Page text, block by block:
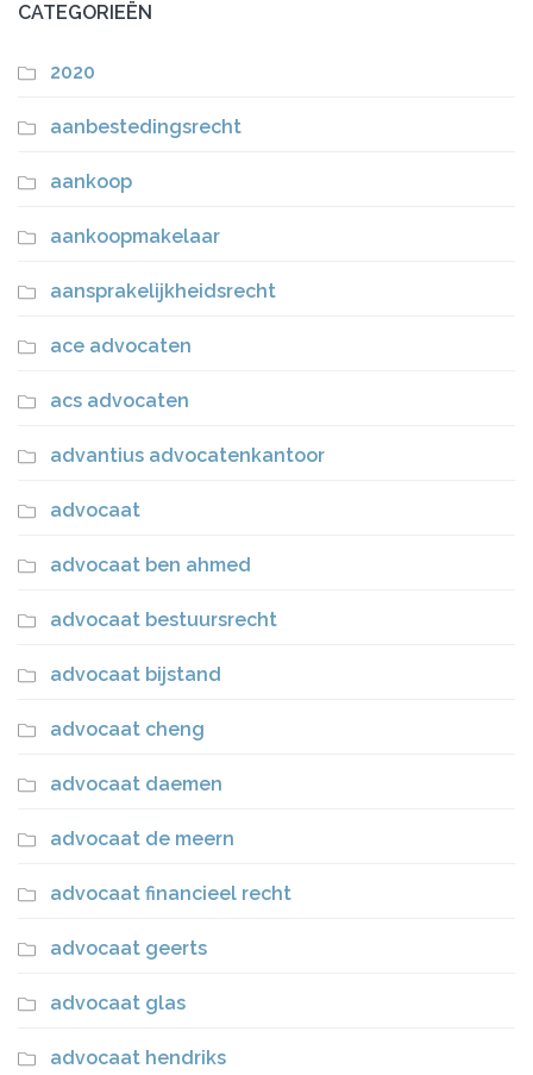
CATEGORIEËN
2020
aanbestedingsrecht
aankoop
aankoopmakelaar
aansprakelijkheidsrecht
ace advocaten
acs advocaten
advantius advocatenkantoor
advocaat
advocaat ben ahmed
advocaat bestuursrecht
advocaat bijstand
advocaat cheng
advocaat daemen
advocaat de meern
advocaat financieel recht
advocaat geerts
advocaat glas
advocaat hendriks